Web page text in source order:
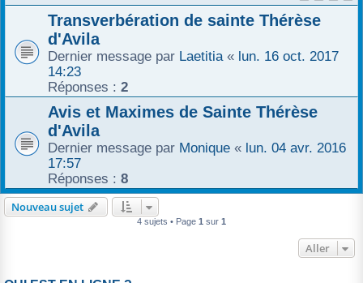
Transverbération de sainte Thérèse
d'Avila
Dernier message par Laetitia « lun. 16 oct. 2017
14:23
Réponses : 2
Avis et Maximes de Sainte Thérèse
d'Avila
Dernier message par Monique « lun. 04 avr. 2016
17:57
Réponses : 8
Nouveau sujet
4 sujets • Page 1 sur 1
Aller